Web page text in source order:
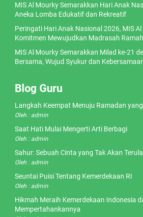
MIS Al Mourky Semarakkan Hari Anak
Aneka Lomba Edukatif dan Rekreatif
Peringati Hari Anak Nasional 2026, MIS
Komitmen Mewujudkan Madrasah
MIS Al Mourky Semarakkan Milad ke-21
Bersama, Wujud Syukur dan
Blog Guru
Langkah Keempat Menuju Ramadan
Oleh : admin
Saat Hati Mulai Mengerti Arti Berbagi
Oleh : admin
Sahur: Sebuah Cinta yang Tak Akan
Oleh : admin
Seuntai Puisi Tentang Kemerdekaan RI
Oleh : admin
Hikmah Meraih Kemerdekaan Indonesia
Mempertahankannya